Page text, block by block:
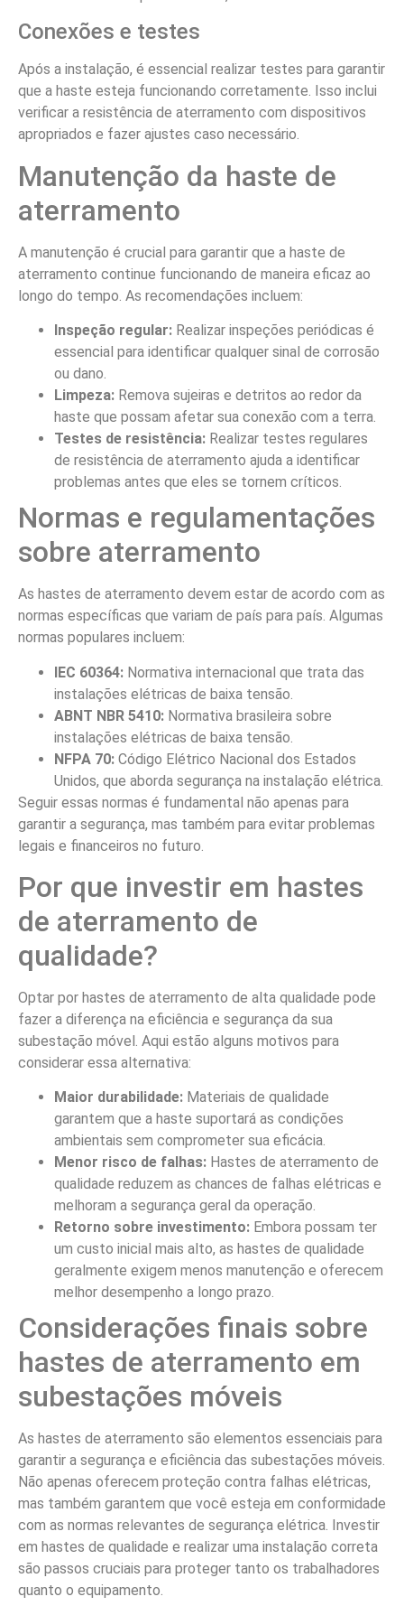
Conexões e testes
Após a instalação, é essencial realizar testes para garantir
que a haste esteja funcionando corretamente. Isso inclui
verificar a resistência de aterramento com dispositivos
apropriados e fazer ajustes caso necessário.
Manutenção da haste de
aterramento
A manutenção é crucial para garantir que a haste de
aterramento continue funcionando de maneira eficaz ao
longo do tempo. As recomendações incluem:
Inspeção regular: Realizar inspeções periódicas é
essencial para identificar qualquer sinal de corrosão
ou dano.
Limpeza: Remova sujeiras e detritos ao redor da
haste que possam afetar sua conexão com a terra.
Testes de resistência: Realizar testes regulares
de resistência de aterramento ajuda a identificar
problemas antes que eles se tornem críticos.
Normas e regulamentações
sobre aterramento
As hastes de aterramento devem estar de acordo com as
normas específicas que variam de país para país. Algumas
normas populares incluem:
IEC 60364: Normativa internacional que trata das
instalações elétricas de baixa tensão.
ABNT NBR 5410: Normativa brasileira sobre
instalações elétricas de baixa tensão.
NFPA 70: Código Elétrico Nacional dos Estados
Unidos, que aborda segurança na instalação elétrica.
Seguir essas normas é fundamental não apenas para
garantir a segurança, mas também para evitar problemas
legais e financeiros no futuro.
Por que investir em hastes
de aterramento de
qualidade?
Optar por hastes de aterramento de alta qualidade pode
fazer a diferença na eficiência e segurança da sua
subestação móvel. Aqui estão alguns motivos para
considerar essa alternativa:
Maior durabilidade: Materiais de qualidade
garantem que a haste suportará as condições
ambientais sem comprometer sua eficácia.
Menor risco de falhas: Hastes de aterramento de
qualidade reduzem as chances de falhas elétricas e
melhoram a segurança geral da operação.
Retorno sobre investimento: Embora possam ter
um custo inicial mais alto, as hastes de qualidade
geralmente exigem menos manutenção e oferecem
melhor desempenho a longo prazo.
Considerações finais sobre
hastes de aterramento em
subestações móveis
As hastes de aterramento são elementos essenciais para
garantir a segurança e eficiência das subestações móveis.
Não apenas oferecem proteção contra falhas elétricas,
mas também garantem que você esteja em conformidade
com as normas relevantes de segurança elétrica. Investir
em hastes de qualidade e realizar uma instalação correta
são passos cruciais para proteger tanto os trabalhadores
quanto o equipamento.